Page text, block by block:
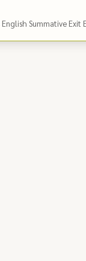
4 English Summative